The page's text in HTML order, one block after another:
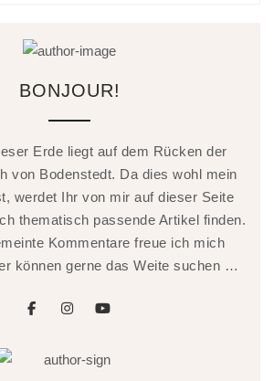
BONJOUR!
Erde liegt auf dem Rücken der
von Bodenstedt. Da dies wohl mein
werdet Ihr von mir auf dieser Seite
thematisch passende Artikel finden.
Kommentare freue ich mich
können gerne das Weite suchen …